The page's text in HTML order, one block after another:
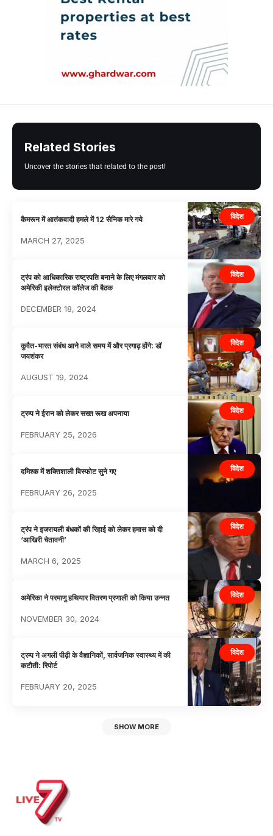
Related Stories
Uncover the stories that related to the post!
विदेश
कैमरून में आतंकवादी हमले में 12 सैनिक मारे गये
MARCH 27, 2025
विदेश
ट्रंप को आधिकारिक राष्ट्रपति बनाने के लिए मंगलवार को
अमेरिकी इलेक्टोरल कॉलेज की बैठक
DECEMBER 18, 2024
विदेश
कुवैत-भारत संबंध आने वाले समय में और प्रगाढ़ होंगे: डॉ
जयशंकर
AUGUST 19, 2024
विदेश
ट्रम्प ने ईरान को लेकर सख्त रूख अपनाया
FEBRUARY 25, 2026
विदेश
दमिश्क में शक्तिशाली विस्फोट सुने गए
FEBRUARY 26, 2025
विदेश
ट्रंप ने इजरायली बंधकों की रिहाई को लेकर हमास को दी
‘आखिरी चेतावनी’
MARCH 6, 2025
विदेश
अमेरिका ने परमाणु हथियार वितरण प्रणाली को किया उन्नत
NOVEMBER 30, 2024
विदेश
ट्रम्प ने अगली पीढ़ी के वैज्ञानिकों, सार्वजनिक स्वास्थ्य में की
कटौती: रिपोर्ट
FEBRUARY 20, 2025
SHOW MORE